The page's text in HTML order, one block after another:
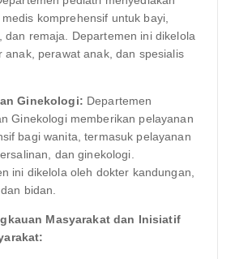
komprehensif untuk bayi,
dan remaja. Departemen ini dikelola
anak, perawat anak, dan spesialis
Ginekologi: Departemen
Ginekologi memberikan pelayanan
bagi wanita, termasuk pelayanan
dan ginekologi.
ini dikelola oleh dokter kandungan,
bidan.
Masyarakat dan Inisiatif